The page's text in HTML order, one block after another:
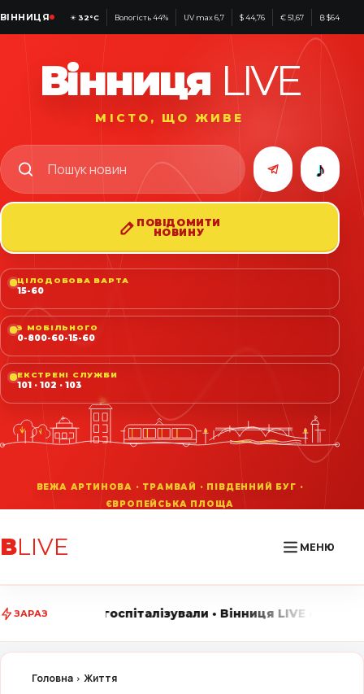
ВІННИЦЯ ☀ 32°C Вологість 44% UV max 6,7 $ 44,76 € 51,67 ₿ $64 358
Вінниця LIVE
МІСТО, ЩО ЖИВЕ
♪
ПОВІДОМИТИ
НОВИНУ
ЦІЛОДОБОВА ВАРТА
15-60
З МОБІЛЬНОГО
0-800-60-15-60
ЕКСТРЕНІ СЛУЖБИ
101 · 102 · 103
ВLIVE МЕНЮ
ЗАРАЗ • Вінниця LIVE стежить за головними
Головна Життя